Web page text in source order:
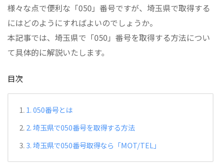
様々な点で便利な「050」番号ですが、埼玉県で取得する
にはどのようにすればよいのでしょうか。
本記事では、埼玉県で「050」番号を取得する方法につい
て具体的に解説いたします。
目次
1. 050番号とは
2. 埼玉県で050番号を取得する方法
3. 埼玉県で050番号取得なら「MOT/TEL」